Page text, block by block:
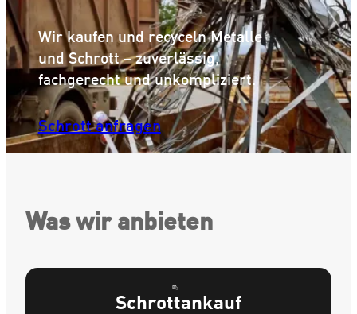
Wir kaufen und recyceln Metalle
und Schrott – zuverlässig,
fachgerecht und unkompliziert.
Schrott anfragen
Was wir anbieten
Schrottankauf